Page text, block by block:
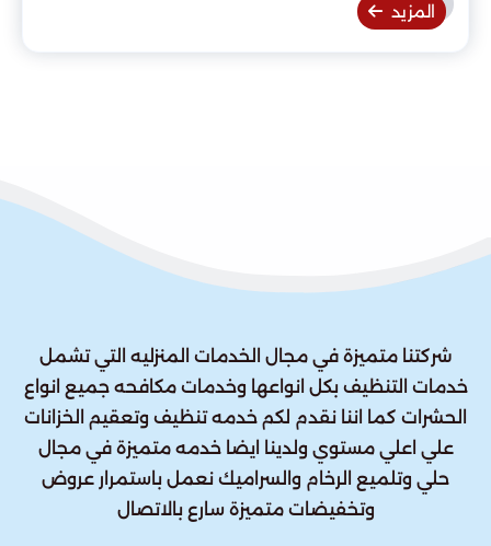
المزيد
شركتنا متميزة في مجال الخدمات المنزليه التي تشمل
خدمات التنظيف بكل انواعها وخدمات مكافحه جميع انواع
الحشرات كما اننا نقدم لكم خدمه تنظيف وتعقيم الخزانات
علي اعلي مستوي ولدينا ايضا خدمه متميزة في مجال
حلي وتلميع الرخام والسراميك نعمل باستمرار عروض
وتخفيضات متميزة سارع بالاتصال